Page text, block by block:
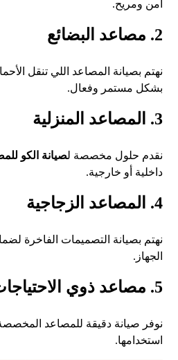
آمن ومريح.
2. مصاعد البضائع
نهتم بصيانة المصاعد اللي تنقل
بشكل مستمر وفعال.
3. المصاعد المنزلية
نقدم حلول مخصصة لصيانة الكو
داخلية أو خارجية.
4. المصاعد الزجاجية
نهتم بصيانة التصميمات الفاخرة
الجهاز.
5. مصاعد ذوي الاحتياجات الخاصة
نوفر صيانة دقيقة للمصاعد
استخدامها.